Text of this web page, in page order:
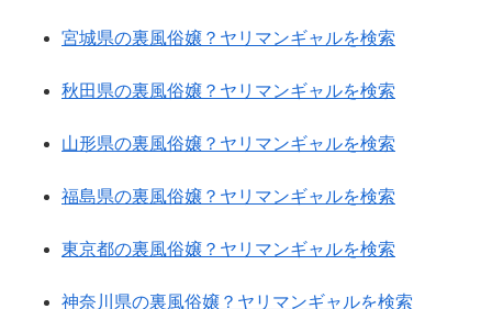
宮城県の裏風俗嬢？ヤリマンギャルを検索
秋田県の裏風俗嬢？ヤリマンギャルを検索
山形県の裏風俗嬢？ヤリマンギャルを検索
福島県の裏風俗嬢？ヤリマンギャルを検索
東京都の裏風俗嬢？ヤリマンギャルを検索
神奈川県の裏風俗嬢？ヤリマンギャルを検索